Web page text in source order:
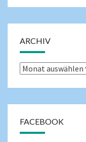
ARCHIV
FACEBOOK